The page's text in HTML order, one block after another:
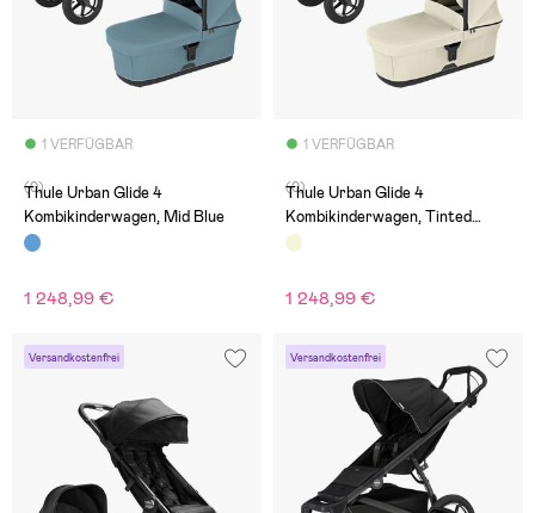
1 VERFÜGBAR
(0)
Thule Urban Glide 4
Kombikinderwagen, Mid Blue
1 248,99 €
1 VERFÜGBAR
(0)
Thule Urban Glide 4
Kombikinderwagen, Tinted
Taupe
1 248,99 €
Versandkostenfrei Versandkostenfrei